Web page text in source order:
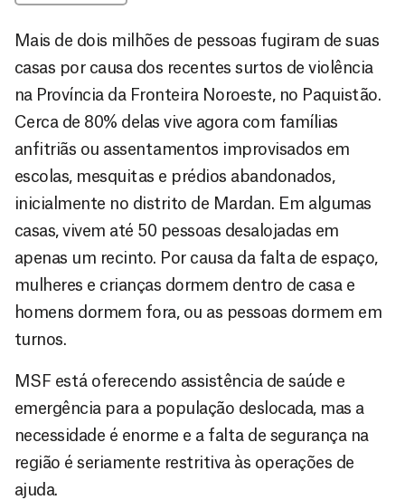
Mais de dois milhões de pessoas fugiram de suas
casas por causa dos recentes surtos de violência
na Província da Fronteira Noroeste, no Paquistão.
Cerca de 80% delas vive agora com famílias
anfitriãs ou assentamentos improvisados em
escolas, mesquitas e prédios abandonados,
inicialmente no distrito de Mardan. Em algumas
casas, vivem até 50 pessoas desalojadas em
apenas um recinto. Por causa da falta de espaço,
mulheres e crianças dormem dentro de casa e
homens dormem fora, ou as pessoas dormem em
turnos.
MSF está oferecendo assistência de saúde e
emergência para a população deslocada, mas a
necessidade é enorme e a falta de segurança na
região é seriamente restritiva às operações de
ajuda.